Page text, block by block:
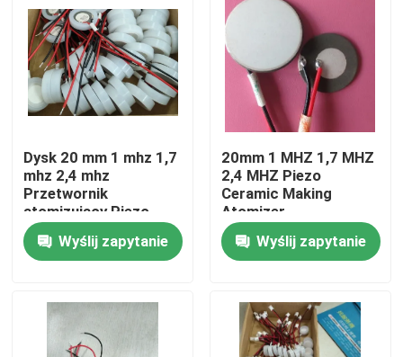
Dom
O nas
Dysk 20 mm 1 mhz 1,7
mhz 2,4 mhz
Przetwornik
atomizujący Piezo
Ceramic
Wyślij zapytanie
20mm 1 MHZ 1,7 MHZ
2,4 MHZ Piezo
Ceramic Making
Atomizer
Wyślij zapytanie